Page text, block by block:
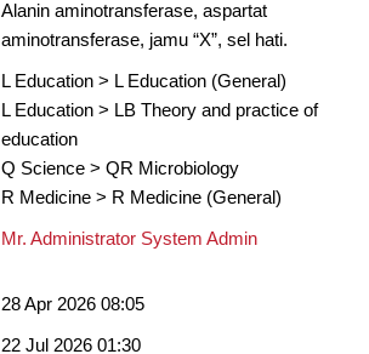
Alanin aminotransferase, aspartat
aminotransferase, jamu “X”, sel hati.
L Education> L Education (General)
L Education> LB Theory and practice of
education
Q Science> QR Microbiology
R Medicine> R Medicine (General)
Mr. Administrator System Admin
28 Apr 2026 08:05
22 Jul 2026 01:30